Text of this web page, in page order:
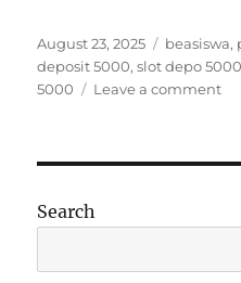
Posted
on
August 23, 2025 Categories
beasiswa,
deposit 5000,slot depo 5000
5000
Leave a commenton
Search